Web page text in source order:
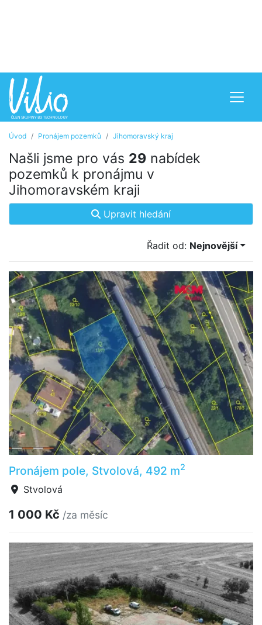
Úvod Pronájem pozemků Jihomoravský kraj
Našli jsme pro vás 29 nabídek
pozemků k pronájmu v
Jihomoravském kraji
Upravit hledání
Řadit od: Nejnovější
Pronájem pole, Stvolová, 492 m2
Stvolová
1 000 Kč /za měsíc